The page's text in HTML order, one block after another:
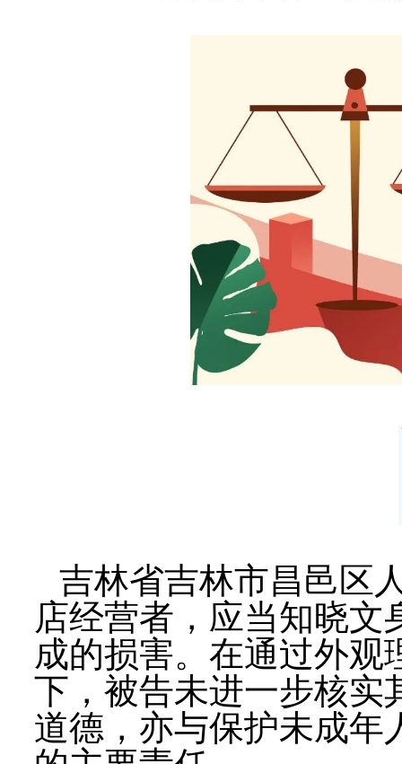
吉林省吉林市昌邑区
店经营者，应当知晓
成的损害。在通过外观
下，被告未进一步核实
道德，亦与保护未成年